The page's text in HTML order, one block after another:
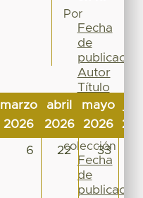
marzo
2026
abril
2026
mayo
2026
6 22 33
Por
Fecha
de
publicación
Autor
Título
Materia
Tipo
colección
Fecha
de
publicación